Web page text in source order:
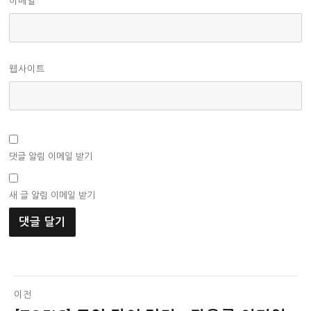
웹사이트
댓글 알림 이메일 받기
새 글 알림 이메일 받기
글
이전